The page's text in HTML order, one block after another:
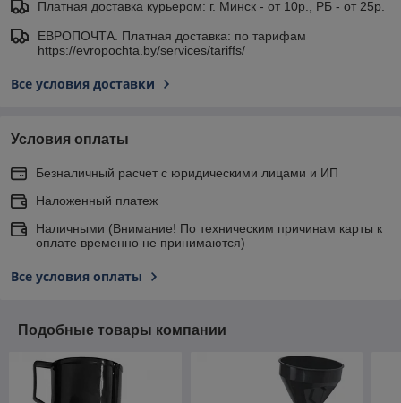
Платная доставка курьером: г. Минск - от 10р., РБ - от 25р.
ЕВРОПОЧТА. Платная доставка: по тарифам
https://evropochta.by/services/tariffs/
Все условия доставки
Условия оплаты
Безналичный расчет с юридическими лицами и ИП
Наложенный платеж
Наличными (Внимание! По техническим причинам карты к
оплате временно не принимаются)
Все условия оплаты
Подобные товары компании